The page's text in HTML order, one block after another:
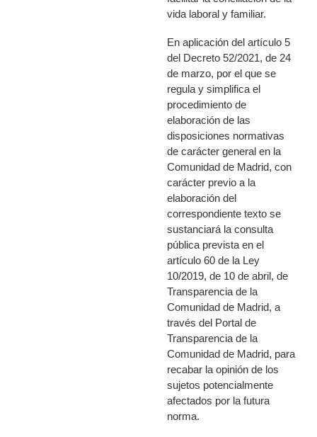
vida laboral y familiar.
En aplicación del artículo 5
del Decreto 52/2021, de 24
de marzo, por el que se
regula y simplifica el
procedimiento de
elaboración de las
disposiciones normativas
de carácter general en la
Comunidad de Madrid, con
carácter previo a la
elaboración del
correspondiente texto se
sustanciará la consulta
pública prevista en el
artículo 60 de la Ley
10/2019, de 10 de abril, de
Transparencia de la
Comunidad de Madrid, a
través del Portal de
Transparencia de la
Comunidad de Madrid, para
recabar la opinión de los
sujetos potencialmente
afectados por la futura
norma.